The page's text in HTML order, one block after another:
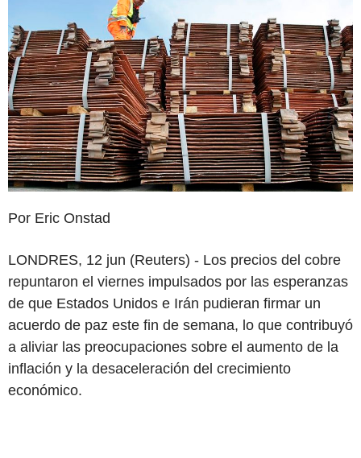
Por Eric Onstad
LONDRES, 12 jun (Reuters) - Los precios del cobre
repuntaron el viernes impulsados por las esperanzas
de que Estados Unidos e Irán pudieran firmar un
acuerdo de paz este fin de semana, lo que contribuyó
a aliviar las preocupaciones sobre el aumento de la
inflación y la desaceleración del crecimiento
económico.